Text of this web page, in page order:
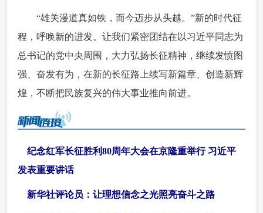
“雄关漫道真如铁，而今迈步从头越。”新的时代征
程，呼唤新的进发。让我们紧密团结在以习近平同志为
总书记的党中央周围，大力弘扬长征精神，继续发愤图
强、奋发有为，在新的长征路上续写新篇章、创造新辉
煌，不断把民族复兴的伟大事业推向前进。
纪念红军长征胜利80周年大会在京隆重举行 习近平
发表重要讲话
新华社评论员：让理想信念之光照亮奋斗之路